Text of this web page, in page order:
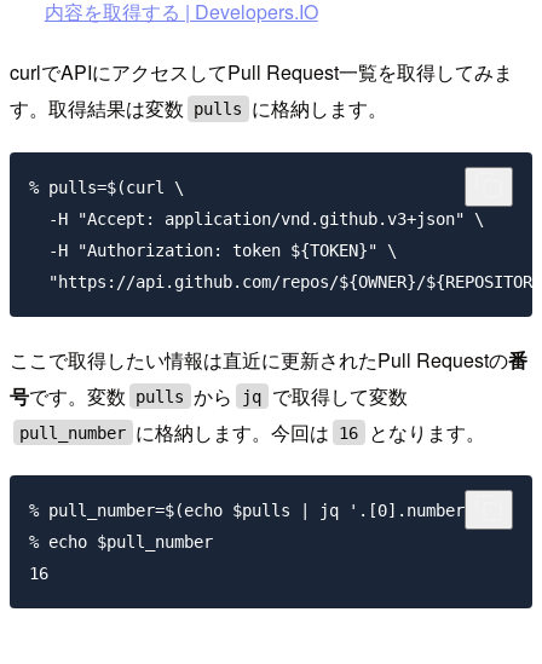
内容を取得する | Developers.IO
curlでAPIにアクセスしてPull Request一覧を取得してみま
す。取得結果は変数
pulls に格納します。
% pulls=$(curl \
  -H "Accept: application/vnd.github.v3+json" \
  -H "Authorization: token ${TOKEN}" \
ここで取得したい情報は直近に更新されたPull Requestの番
号です。変数 pulls から jq で取得して変数
pull_number に格納します。今回は 16 となります。
% pull_number=$(echo $pulls | jq '.[0].number')
% echo $pull_number